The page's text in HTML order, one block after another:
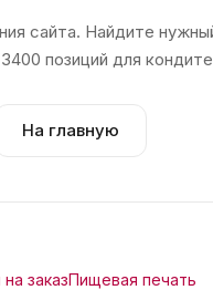
сайта. Найдите
позиций для
На главную
заказПищевая печать